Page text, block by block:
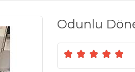
Odunlu